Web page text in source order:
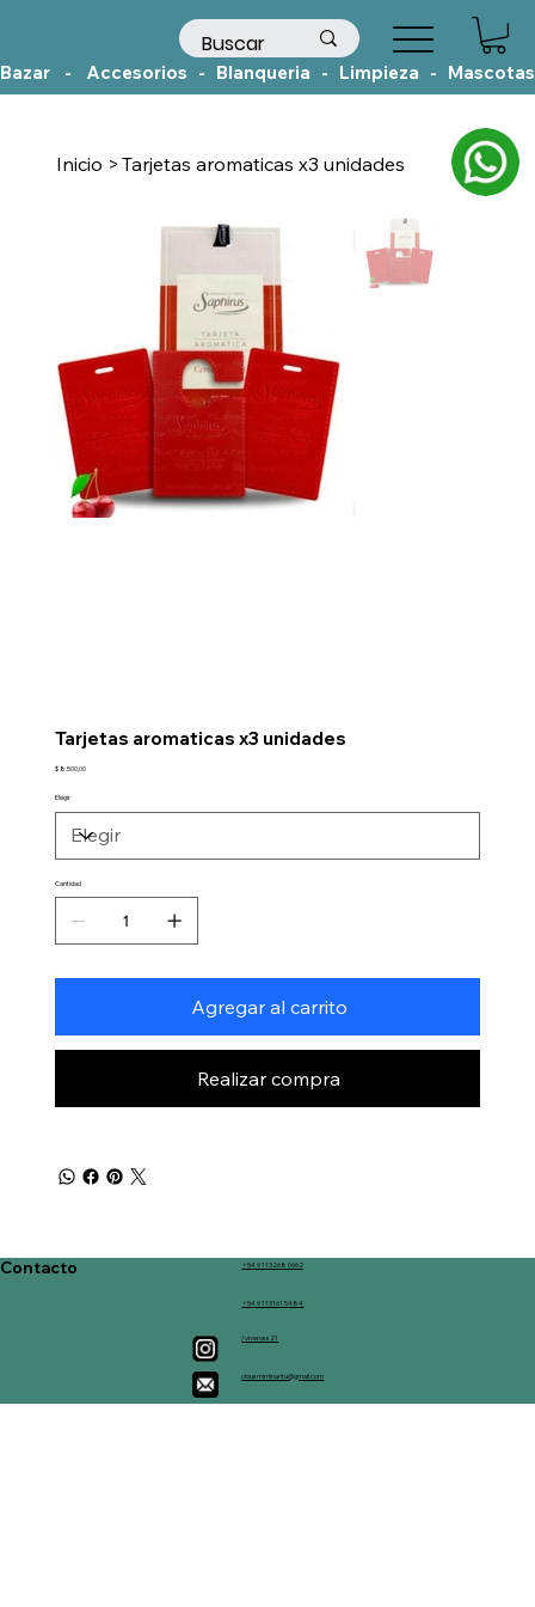
Bazar    -    Accesorios   -   Blanqueria   -   Limpieza   -
Inicio > Tarjetas aromaticas x3 unidades
Tarjetas aromaticas x3 unidades
Precio
$ 8.500,00
Elegir
Cantidad
Agregar al carrito
Realizar compra
+54 9 113268 0662
+54 9 113161 5484
/viveross21
clousmiminantu@gmail.com
Contacto